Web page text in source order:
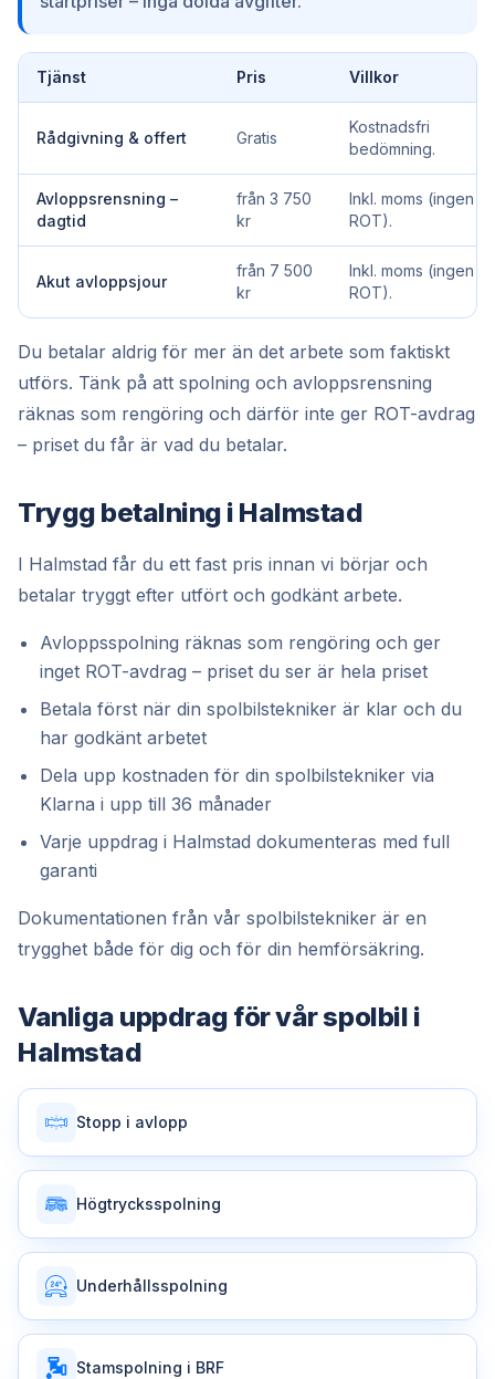
Tjänst Pris Villkor
Rådgivning & offert Gratis
Kostnadsfri
bedömning.
Avloppsrensning –
dagtid
från 3 750
kr
Inkl. moms (ingen
ROT).
Akut avloppsjour
från 7 500
kr
Inkl. moms (ingen
ROT).
Du betalar aldrig för mer än det arbete som faktiskt
utförs. Tänk på att spolning och avloppsrensning
räknas som rengöring och därför inte ger ROT-avdrag
– priset du får är vad du betalar.
Trygg betalning i Halmstad
I Halmstad får du ett fast pris innan vi börjar och
betalar tryggt efter utfört och godkänt arbete.
Avloppsspolning räknas som rengöring och ger
inget ROT-avdrag – priset du ser är hela priset
Betala först när din spolbilstekniker är klar och du
har godkänt arbetet
Dela upp kostnaden för din spolbilstekniker via
Klarna i upp till 36 månader
Varje uppdrag i Halmstad dokumenteras med full
garanti
Dokumentationen från vår spolbilstekniker är en
trygghet både för dig och för din hemförsäkring.
Vanliga uppdrag för vårspolbil i
Halmstad
Stopp i avlopp
Högtrycksspolning
Underhållsspolning
Stamspolning i BRF